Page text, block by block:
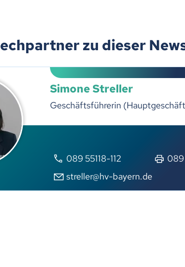
zu dieser
Simone Streller
Geschäftsführerin
089 55118-112
089
streller@hv-bayern.de